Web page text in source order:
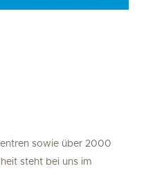
sowie über 2000
steht bei uns im